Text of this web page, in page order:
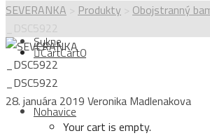
Sukne
Nohavice
CartCart0
Your cart is empty.
SEVERANKA Produkty Obojstranný
_DSC5922
_DSC5922
_DSC5922
28. januára 2019 Veronika Madlenakova